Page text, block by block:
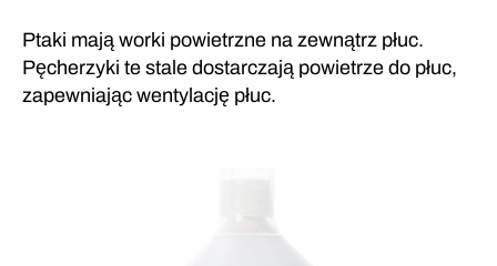
Ptaki mają worki powietrzne na zewnątrz płuc.
Pęcherzyki te stale dostarczają powietrze do płuc,
zapewniając wentylację płuc.